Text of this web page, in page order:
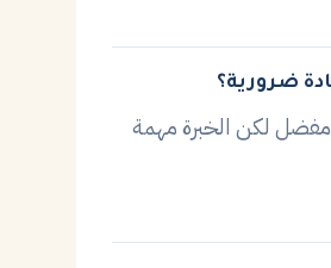
ضرورية؟
مفضل لكن الخبرة مهمة